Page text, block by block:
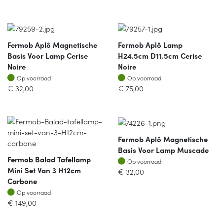
Fermob Aplô Magnetische
Basis Voor Lamp Cerise
Noire
Op voorraad
Op voorraad
€ 32,00
Fermob Aplô Lamp
H24.5cm D11.5cm Cerise
Noire
Op voorraad
Op voorraad
€ 75,00
Fermob Balad Tafellamp
Mini Set Van 3 H12cm
Carbone
Op voorraad
Op voorraad
€ 149,00
Fermob Aplô Magnetische
Basis Voor Lamp Muscade
Op voorraad
Op voorraad
€ 32,00